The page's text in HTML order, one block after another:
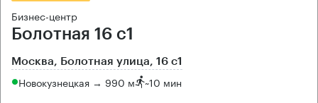
Бизнес-центр
Болотная 16 с1
Москва, Болотная улица, 16 с1
Новокузнецкая → 990 м ~10 мин